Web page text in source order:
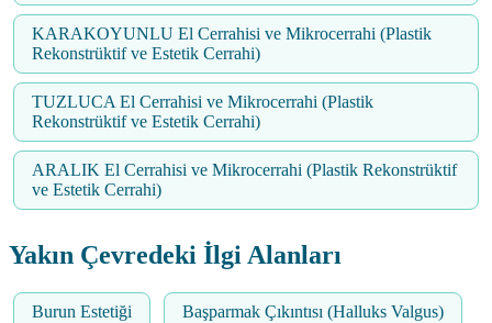
KARAKOYUNLU El Cerrahisi ve Mikrocerrahi (Plastik
Rekonstrüktif ve Estetik Cerrahi)
TUZLUCA El Cerrahisi ve Mikrocerrahi (Plastik
Rekonstrüktif ve Estetik Cerrahi)
ARALIK El Cerrahisi ve Mikrocerrahi (Plastik Rekonstrüktif
ve Estetik Cerrahi)
Yakın Çevredeki İlgi Alanları
Burun Estetiği Başparmak Çıkıntısı (Halluks Valgus)